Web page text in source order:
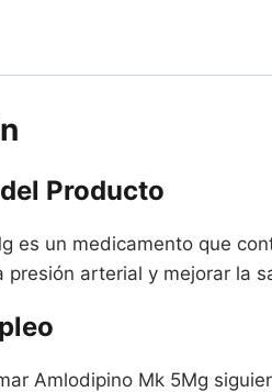
Producto
es un medicamento que
presión arterial y mejorar la
Amlodipino Mk 5Mg